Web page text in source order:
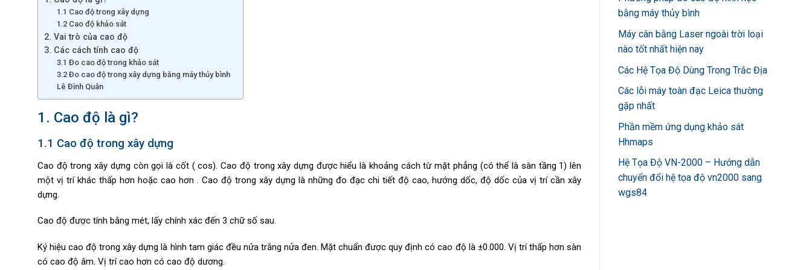
1.1 Cao độ trong xây dựng
1.2 Cao độ khảo sát
2. Vai trò của cao độ
3. Các cách tính cao độ
3.1 Đo cao độ trong khảo sát
3.2 Đo cao độ trong xây dựng bằng máy thủy bình
Lê Đình Quân
1. Cao độ là gì?
1.1 Cao độ trong xây dựng
Cao độ trong xây dựng còn gọi là cốt ( cos). Cao độ trong xây dựng được hiểu là khoảng cách từ mặt phẳng (có thể là sàn tầng 1) lên
một vị trí khác thấp hơn hoặc cao hơn . Cao độ trong xây dựng là những đo đạc chi tiết độ cao, hướng dốc, độ dốc của vị trí cần xây
dựng.
Cao độ được tính bằng mét, lấy chính xác đến 3 chữ số sau.
Ký hiệu cao độ trong xây dựng là hình tam giác đều nửa trắng nửa đen. Mặt chuẩn được quy định có cao độ là ±0.000. Vị trí thấp hơn sàn
có cao độ âm. Vị trí cao hơn có cao độ dương.
bằng máy thủy bình
Máy cân bằng Laser ngoài trời loại
nào tốt nhất hiện nay
Các Hệ Tọa Độ Dùng Trong Trắc Địa
Các lỗi máy toàn đạc Leica thường
gặp nhất
Phần mềm ứng dụng khảo sát
Hhmaps
Hệ Tọa Độ VN-2000 – Hướng dẫn
chuyển đổi hệ tọa độ vn2000 sang
wgs84